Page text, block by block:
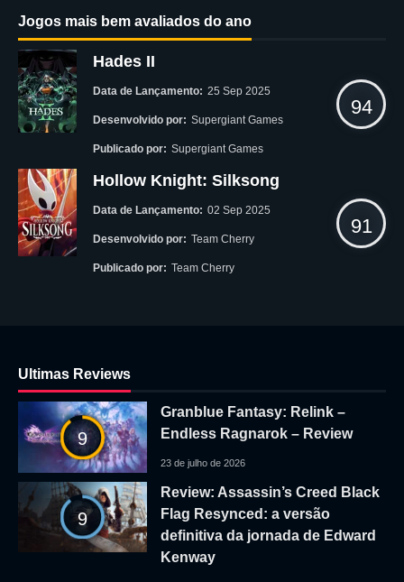
Jogos mais bem avaliados do ano
Hades II
Data de Lançamento: 25 Sep 2025
Desenvolvido por: Supergiant Games
Publicado por: Supergiant Games
94
Hollow Knight: Silksong
Data de Lançamento: 02 Sep 2025
Desenvolvido por: Team Cherry
Publicado por: Team Cherry
91
Ultimas Reviews
9
Granblue Fantasy: Relink –
Endless Ragnarok – Review
23 de julho de 2026
9
Review: Assassin’s Creed Black
Flag Resynced: a versão
definitiva da jornada de Edward
Kenway